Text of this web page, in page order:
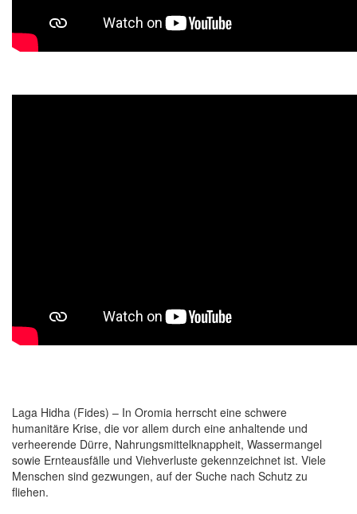
Laga Hidha (Fides) – In Oromia herrscht eine schwere
humanitäre Krise, die vor allem durch eine anhaltende und
verheerende Dürre, Nahrungsmittelknappheit, Wassermangel
sowie Ernteausfälle und Viehverluste gekennzeichnet ist. Viele
Menschen sind gezwungen, auf der Suche nach Schutz zu
fliehen.